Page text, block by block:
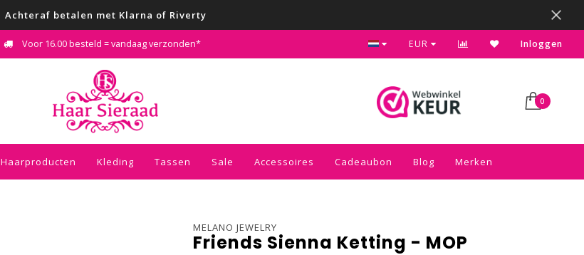
Achteraf betalen met Klarna of Riverty
Voor 16.00 besteld = vandaag verzonden* Kies voor de gratis inpakservice in je winkelwagen
EUR Inloggen
0
Haarproducten Kleding Tassen Sale Accessoires Cadeaubon Blog Merken
MELANO JEWELRY
Friends Sienna Ketting - MOP